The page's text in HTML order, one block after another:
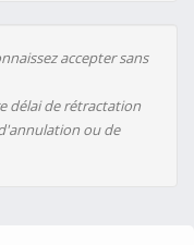
accepter sans
délai de rétractation
ou de